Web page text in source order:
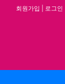
회원가입 로그인